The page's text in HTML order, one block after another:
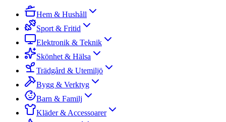
Hem & Hushåll
Sport & Fritid
Elektronik & Teknik
Skönhet & Hälsa
Trädgård & Utemiljö
Bygg & Verktyg
Barn & Familj
Kläder & Accessoarer